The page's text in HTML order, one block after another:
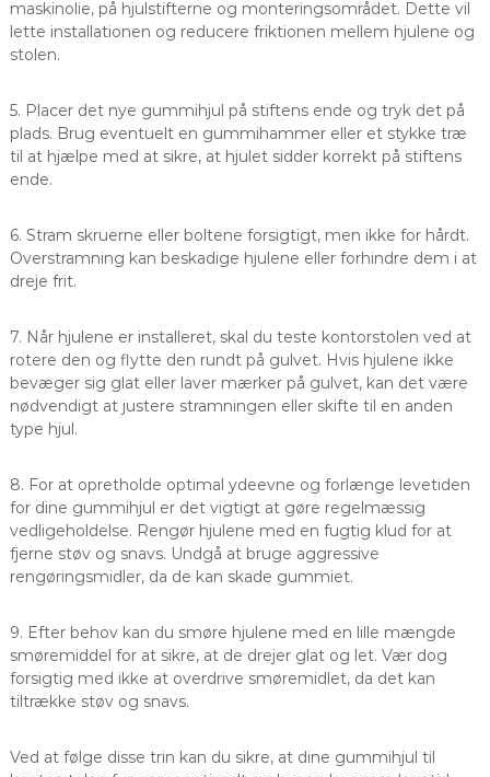
maskinolie, på hjulstifterne og monteringsområdet. Dette vil
lette installationen og reducere friktionen mellem hjulene og
stolen.
5. Placer det nye gummihjul på stiftens ende og tryk det på
plads. Brug eventuelt en gummihammer eller et stykke træ
til at hjælpe med at sikre, at hjulet sidder korrekt på stiftens
ende.
6. Stram skruerne eller boltene forsigtigt, men ikke for hårdt.
Overstramning kan beskadige hjulene eller forhindre dem i at
dreje frit.
7. Når hjulene er installeret, skal du teste kontorstolen ved at
rotere den og flytte den rundt på gulvet. Hvis hjulene ikke
bevæger sig glat eller laver mærker på gulvet, kan det være
nødvendigt at justere stramningen eller skifte til en anden
type hjul.
8. For at opretholde optimal ydeevne og forlænge levetiden
for dine gummihjul er det vigtigt at gøre regelmæssig
vedligeholdelse. Rengør hjulene med en fugtig klud for at
fjerne støv og snavs. Undgå at bruge aggressive
rengøringsmidler, da de kan skade gummiet.
9. Efter behov kan du smøre hjulene med en lille mængde
smøremiddel for at sikre, at de drejer glat og let. Vær dog
forsigtig med ikke at overdrive smøremidlet, da det kan
tiltrække støv og snavs.
Ved at følge disse trin kan du sikre, at dine gummihjul til